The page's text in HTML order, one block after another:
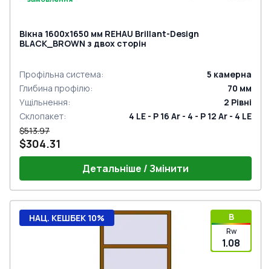
Вікна 1600x1650 мм REHAU Brillant-Design
BLACK_BROWN з двох сторін
Профільна система: 5 камерна
Глибина профілю: 70 мм
Ущільнення: 2 Рівні
Склопакет:
4 LE - P 16 Ar - 4 - P 12 Ar - 4 LE
$513.97
$304.31
Детальніше / Змінити
B
Rw
1.08
НАЦ. КЕШБЕК 10%